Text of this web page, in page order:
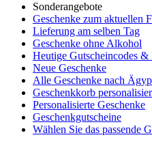
Sonderangebote
Geschenke zum aktuellen
Lieferung am selben Tag
Geschenke ohne Alkohol
Heutige Gutscheincodes &
Neue Geschenke
Alle Geschenke nach
Geschenkkorb
Personalisierte Geschenke
Geschenkgutscheine
Wählen Sie das passende